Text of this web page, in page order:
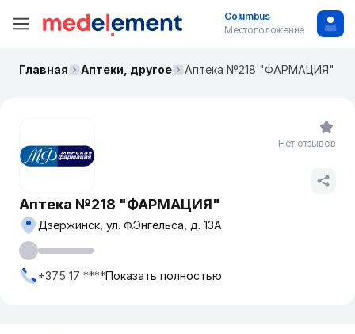
Columbus
Местоположение
Главная Аптеки, другое Аптека №218 "ФАРМАЦИЯ"
Аптека №218 "ФАРМАЦИЯ"
Дзержинск, ул. Ф.Энгельса, д. 13А
+375 17 ****Показать полностью
Нет отзывов